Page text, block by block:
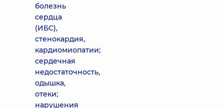
болезнь
сердца
(ИБС),
стенокардия,
кардиомиопатии;
сердечная
недостаточность,
одышка,
отеки;
нарушения